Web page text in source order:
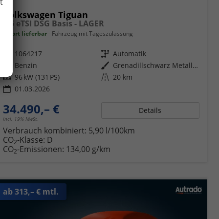
Volkswagen Tiguan
1,5 eTSI DSG Basis - LAGER
sofort lieferbar Fahrzeug mit Tageszulassung
1064217 Getriebe Automatik
Benzin Außenfarbe
Grenadillschwarz Metallic (0E)
Leistung 96 kW (131 PS) Kilometerstand 20 km
01.03.2026
34.490,– €
incl. 19% MwSt.
Details
Verbrauch kombiniert: 5,90 l/100km
CO2-Klasse: D
CO2-Emissionen: 134,00 g/km
ab 313,– € mtl.